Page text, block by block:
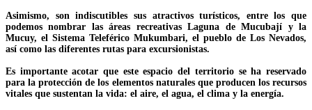
Asimismo, son indiscutibles sus atractivos turísticos, entre los que
podemos nombrar las áreas recreativas Laguna de Mucubají y la
Mucuy, el Sistema Teleférico Mukumbari, el pueblo de Los Nevados,
así como las diferentes rutas para excursionistas.
Es importante acotar que este espacio del territorio se ha reservado
para la protección de los elementos naturales que producen los recursos
vitales que sustentan la vida: el aire, el agua, el clima y la energía.